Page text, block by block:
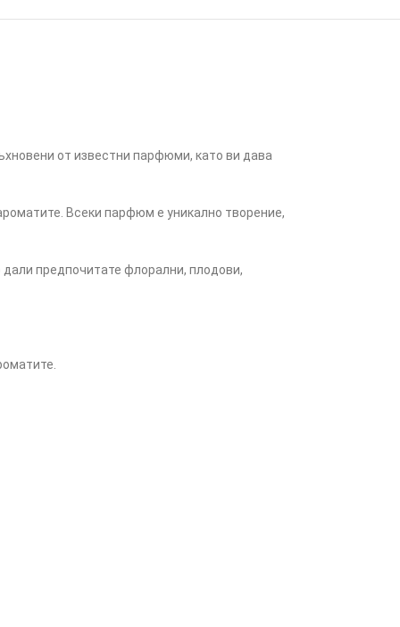
от известни парфюми, като ви дава
Всеки парфюм е уникално творение,
дали предпочитате флорални, плодови,